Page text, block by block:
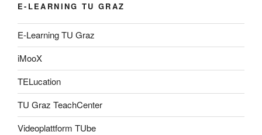
E-LEARNING TU GRAZ
E-Learning TU Graz
iMooX
TELucation
TU Graz TeachCenter
Videoplattform TUbe